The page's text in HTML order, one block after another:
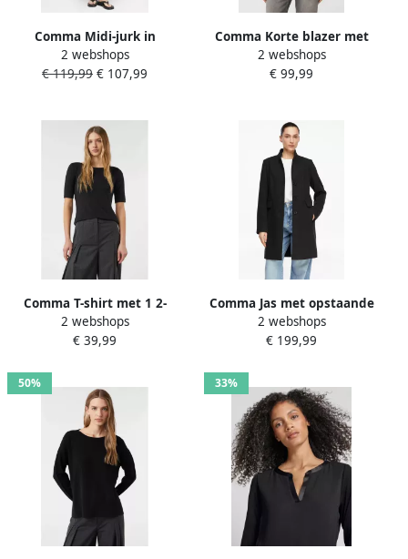
Comma Midi-jurk in
mouwloos design
2 webshops
€ 119,99 € 107,99
Comma Korte blazer met
ronde hals
2 webshops
€ 99,99
Comma T-shirt met 1 2-
mouwen
2 webshops
€ 39,99
Comma Jas met opstaande
kraag
2 webshops
€ 199,99
50% 33%